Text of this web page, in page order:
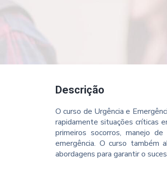
Descrição
O curso de Urgência e
rapidamente situações críticas
primeiros socorros, manejo
emergência. O curso também
abordagens para garantir o